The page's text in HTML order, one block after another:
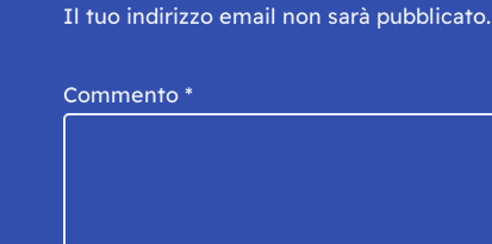
Il tuo indirizzo email non sarà pubblicato.
Commento *